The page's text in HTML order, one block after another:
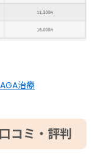
治療
コミ・評判